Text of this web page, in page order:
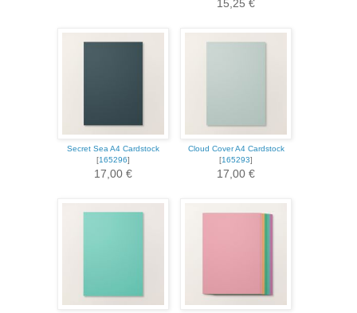
15,25 €
Secret Sea A4 Cardstock
[165296]
17,00 €
Cloud Cover A4 Cardstock
[165293]
17,00 €